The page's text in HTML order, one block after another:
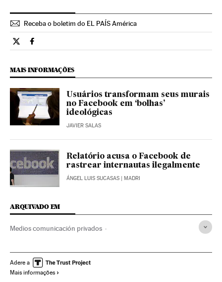
Receba o boletim do EL PAÍS América
Tecnologia El País Brasil en Twitter
Tecnologia El País Brasil en Facebook
MAIS INFORMAÇÕES
Usuários transformam seus murais
no Facebook em ‘bolhas’
ideológicas
JAVIER SALAS
Relatório acusa o Facebook de
rastrear internautas ilegalmente
ÁNGEL LUIS SUCASAS | MADRI
ARQUIVADO EM
Medios comunicación privados
Medios comunicación internacionales
Redes sociais
Adere a
Mais informações